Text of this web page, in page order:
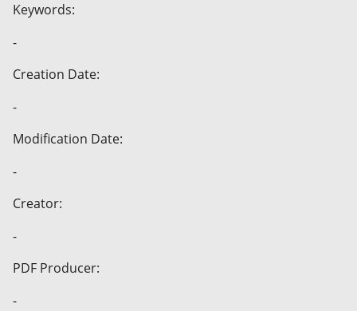
Keywords:
-
Creation Date:
-
Modification Date:
-
Creator:
-
PDF Producer:
-